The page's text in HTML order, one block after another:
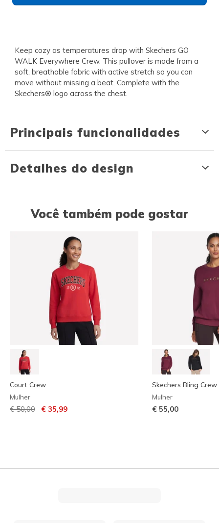
Keep cozy as temperatures drop with Skechers GO
WALK Everywhere Crew. This pullover is made from a
soft, breathable fabric with active stretch so you can
move without missing a beat. Complete with the
Skechers® logo across the chest.
Principais funcionalidades
Detalhes do design
Você também pode gostar
Court Crew
Mulher
Preço com desconto de
€ 50,00 para
€ 35,99
Skechers Bling Crew
Mulher
€ 55,00